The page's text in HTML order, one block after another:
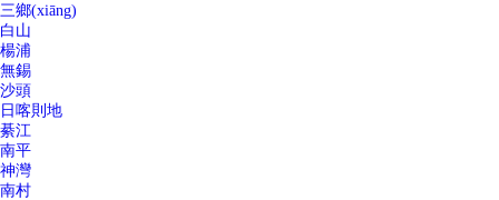
三鄉(xiāng)
白山
楊浦
無錫
沙頭
日喀則地
綦江
南平
神灣
南村